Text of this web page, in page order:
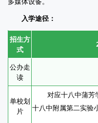
入学途径：
招生方
式
公办走
读
单校划
片
对应十八中蒲芳
十八中附属第二实验